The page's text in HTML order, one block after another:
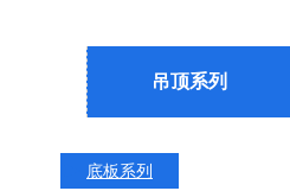
吊顶系列
底板系列